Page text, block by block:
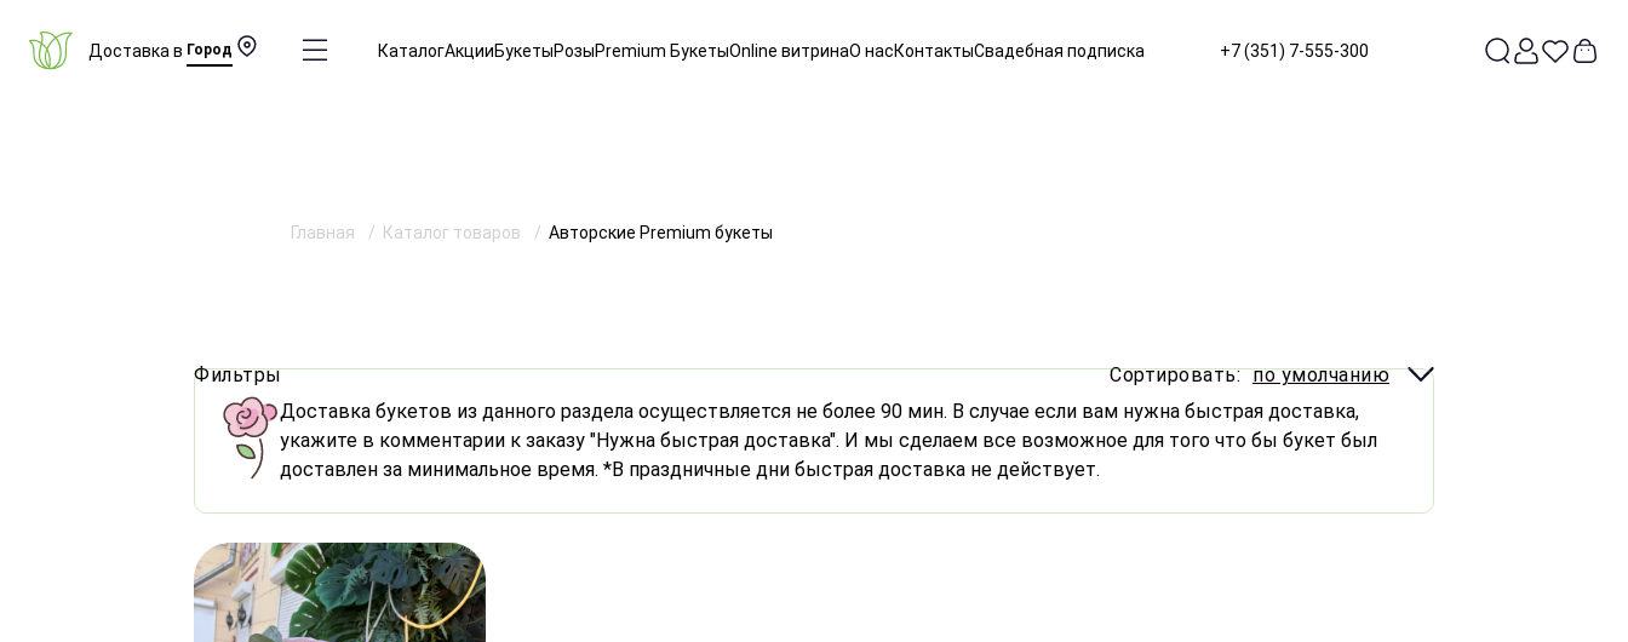
Доставка в Город КаталогАкцииБукетыРозыPremium БукетыOnline витринаО насКонтактыСвадебная подписка +7 (351) 7-555-300
Фильтры Сортировать: по умолчанию
Главная Каталог товаров Авторские Premium букеты
Доставка букетов из данного раздела осуществляется не более 90 мин. В случае если вам нужна быстрая доставка,
укажите в комментарии к заказу "Нужна быстрая доставка". И мы сделаем все возможное для того что бы букет был
доставлен за минимальное время. *В праздничные дни быстрая доставка не действует.